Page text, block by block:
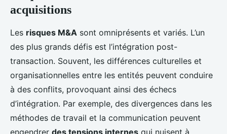
acquisitions
Les risques M&A sont omniprésents et variés. L’un
des plus grands défis est l’intégration post-
transaction. Souvent, les différences culturelles et
organisationnelles entre les entités peuvent conduire
à des conflits, provoquant ainsi des échecs
d’intégration. Par exemple, des divergences dans les
méthodes de travail et la communication peuvent